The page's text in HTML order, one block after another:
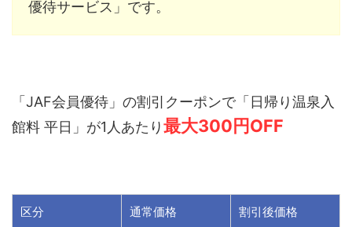
優待サービス」です。
「JAF会員優待」の割引クーポンで「日帰り温泉入
館料 平日」が1人あたり最大300円OFF
区分 通常価格 割引後価格